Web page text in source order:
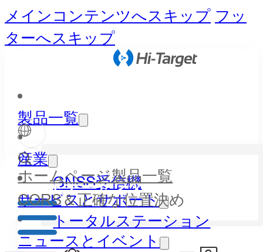
メインコンテンツへスキップ フッ
ターへスキップ
製品一覧
GNSS受信機
トータルステーション
産業
サービスとサポート
ニュースとイベント
パートナーセンター
ホームページ製品一覧
CORS＆正確な位置決め